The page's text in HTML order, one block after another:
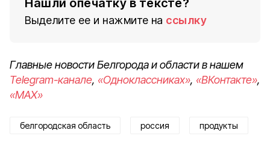
Нашли опечатку в тексте?
Выделите ее и нажмите на ссылку
Главные новости Белгорода и области в нашем
Telegram-канале, «Одноклассниках», «ВКонтакте»,
«MAX»
белгородская область россия продукты